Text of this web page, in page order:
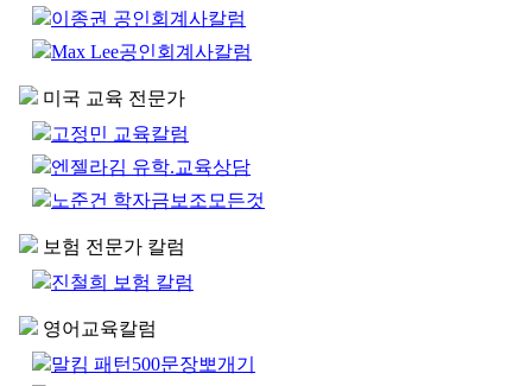
이종권 공인회계사칼럼
Max Lee공인회계사칼럼
미국 교육 전문가
고정민 교육칼럼
엔젤라김 유학.교육상담
노준건 학자금보조모든것
보험 전문가 칼럼
진철희 보험 칼럼
영어교육칼럼
말킴 패턴500문장뽀개기